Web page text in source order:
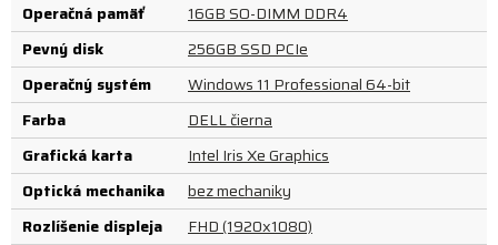
Operačná pamäť
16GB SO-DIMM DDR4
Pevný disk
256GB SSD PCIe
Operačný systém
Windows 11 Professional 64-bit
Farba
DELL čierna
Grafická karta
Intel Iris Xe Graphics
Optická mechanika
bez mechaniky
Rozlíšenie displeja
FHD (1920x1080)